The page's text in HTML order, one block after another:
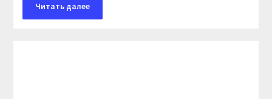
Читать далее